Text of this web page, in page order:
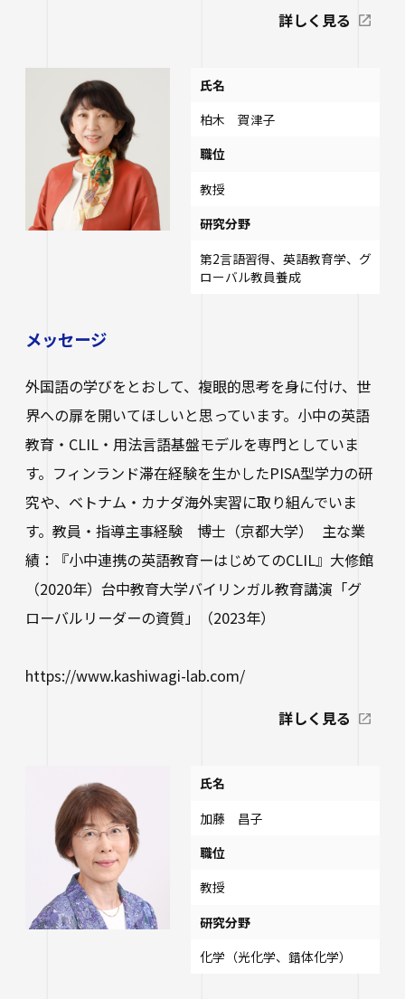
詳しく見る
メッセージ
外国語の学びをとおして、複眼的思考を身に付け、世
界への扉を開いてほしいと思っています。小中の英語
教育・CLIL・用法言語基盤モデルを専門としていま
す。フィンランド滞在経験を生かしたPISA型学力の研
究や、ベトナム・カナダ海外実習に取り組んでいま
す。教員・指導主事経験 博士（京都大学） 主な業
績：『小中連携の英語教育ーはじめてのCLIL』大修館
（2020年）台中教育大学バイリンガル教育講演「グ
ローバルリーダーの資質」（2023年）
https://www.kashiwagi-lab.com/
詳しく見る
氏名
柏木 賀津子
職位
教授
研究分野
第2言語習得、英語教育学、グ
ローバル教員養成
氏名
加藤 昌子
職位
教授
研究分野
化学（光化学、錯体化学）